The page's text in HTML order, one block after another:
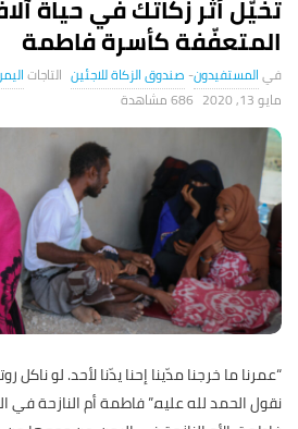
تخيّل أثر زكاتك في حياة
المتعفّفة كأسرة فاطمة
المستفيدون- صندوق الزكاة للاجئين
مايو 13, 2020
686 ‎مشاهدة
“عمرنا ما خرجنا مدّينا إحنا يدّنا لأحد. لو
نقول الحمد لله عليه.” فاطمة أم النازحة في